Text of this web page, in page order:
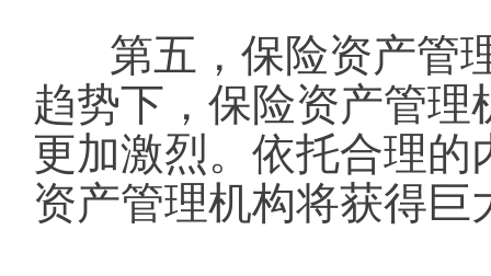
第五，保险资产管
趋势下，保险资产管
更加激烈。依托合理
资产管理机构将获得巨